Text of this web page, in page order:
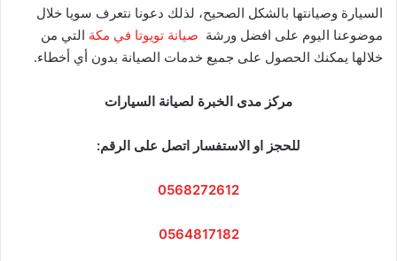
السيارة وصيانتها بالشكل الصحيح، لذلك دعونا نتعرف سويا خلال
موضوعنا اليوم على افضل ورشة صيانة تويوتا في مكة التي من
خلالها يمكنك الحصول على جميع خدمات الصيانة بدون أي أخطاء.
مركز مدى الخبرة لصيانة السيارات
للحجز او الاستفسار اتصل على الرقم:
0568272612
0564817182